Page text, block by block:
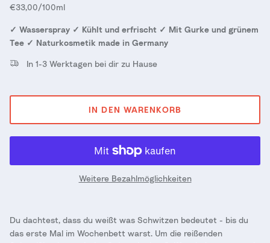
Grundpreis
€33,00/100ml
✓ Wasserspray ✓ Kühlt und erfrischt ✓ Mit Gurke und grünem
Tee ✓ Naturkosmetik made in Germany
In 1-3 Werktagen bei dir zu Hause
IN DEN WARENKORB
Weitere Bezahlmöglichkeiten
Du dachtest, dass du weißt was Schwitzen bedeutet - bis du
das erste Mal im Wochenbett warst. Um die reißenden